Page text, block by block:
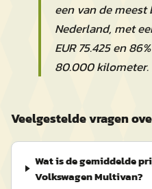
een van de meest
Nederland, met
EUR 75.425 en
80.000 kilometer.
Veelgestelde vragen
Wat is de gemiddelde
Volkswagen Multivan?